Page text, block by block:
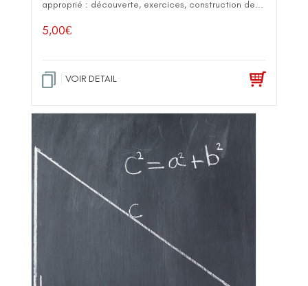
approprié : découverte, exercices, construction de...
5,00€
VOIR DETAIL